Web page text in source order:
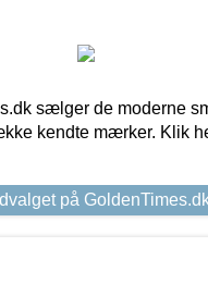
sælger de moderne
kendte mærker. Klik
på